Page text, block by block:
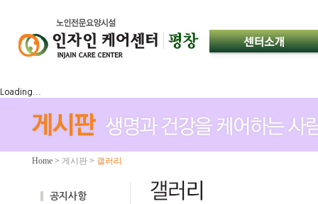
Loading...
Home > 게시판 > 갤러리
공지사항